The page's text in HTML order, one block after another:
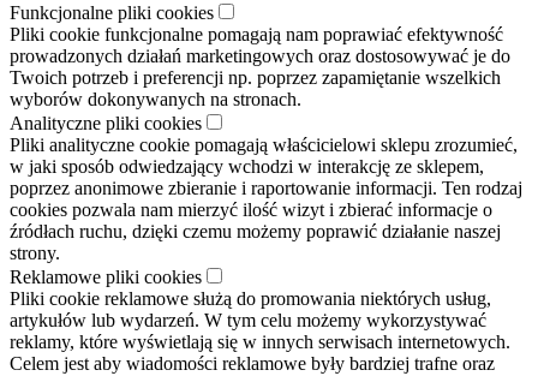
Funkcjonalne pliki cookies
Pliki cookie funkcjonalne pomagają nam poprawiać efektywność
prowadzonych działań marketingowych oraz dostosowywać je do
Twoich potrzeb i preferencji np. poprzez zapamiętanie wszelkich
wyborów dokonywanych na stronach.
Analityczne pliki cookies
Pliki analityczne cookie pomagają właścicielowi sklepu zrozumieć,
w jaki sposób odwiedzający wchodzi w interakcję ze sklepem,
poprzez anonimowe zbieranie i raportowanie informacji. Ten rodzaj
cookies pozwala nam mierzyć ilość wizyt i zbierać informacje o
źródłach ruchu, dzięki czemu możemy poprawić działanie naszej
strony.
Reklamowe pliki cookies
Pliki cookie reklamowe służą do promowania niektórych usług,
artykułów lub wydarzeń. W tym celu możemy wykorzystywać
reklamy, które wyświetlają się w innych serwisach internetowych.
Celem jest aby wiadomości reklamowe były bardziej trafne oraz